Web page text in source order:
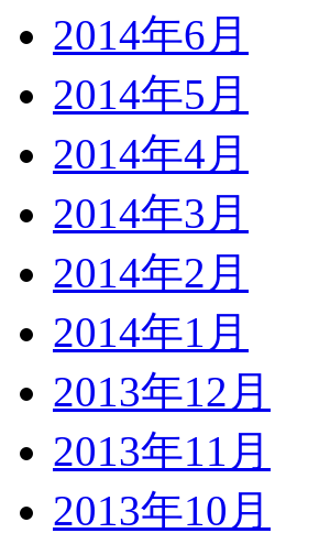
2014年6月
2014年5月
2014年4月
2014年3月
2014年2月
2014年1月
2013年12月
2013年11月
2013年10月